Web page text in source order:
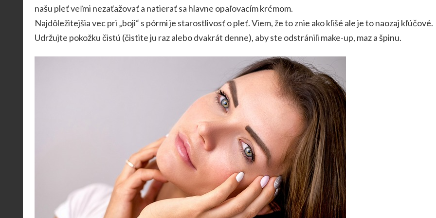
našu pleť veľmi nezaťažovať a natierať sa hlavne opaľovacím krémom.
Najdôležitejšia vec pri „boji“ s pórmi je starostlivosť o pleť. Viem, že to znie ako klišé ale je to naozaj kľúčové.
Udržujte pokožku čistú (čistite ju raz alebo dvakrát denne), aby ste odstránili make-up, maz a špinu.